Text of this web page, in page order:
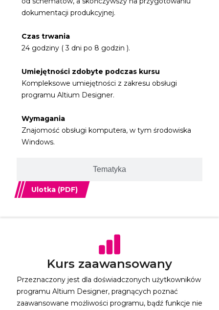
Tematyka
dokumentacji produkcyjnej.
Czas trwania
24 godziny ( 3 dni po 8 godzin ).
Umiejętności zdobyte podczas kursu
Kompleksowe umiejętności z zakresu obsługi
programu Altium Designer.
Wymagania
Znajomość obsługi komputera, w tym środowiska
Windows.
Ulotka (PDF)
Kurs zaawansowany
Przeznaczony jest dla doświadczonych użytkowników
programu Altium Designer, pragnących poznać
zaawansowane możliwości programu, bądź funkcje nie